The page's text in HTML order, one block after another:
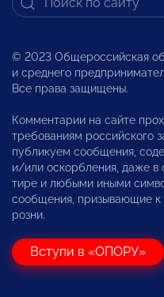
© 2023 Общероссийская
и среднего
Все права защищены.
Комментарии на сайте
требованиям российского
публикуем сообщения,
и/или оскорбления, даже в
тире и любыми иными
сообщения, призывающие к
розни.
Вступи в «ОПОРУ»